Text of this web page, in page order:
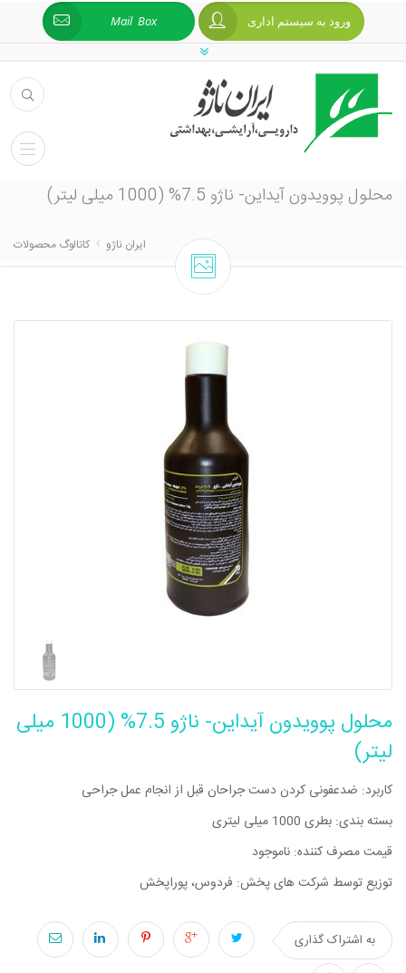
Mail Box ورود به سیستم اداری
محلول پوویدون آیداین- ناژو 7.5% (1000 میلی لیتر)
ایران ناژو کاتالوگ محصولات
محلول پوویدون آیداین- ناژو 7.5% (1000 میلی
لیتر)
کاربرد: ضدعفونی کردن دست جراحان قبل از انجام عمل جراحی
بسته بندی: بطری 1000 میلی لیتری
قیمت مصرف کننده: ناموجود
توزیع توسط شرکت های پخش: فردوس، پوراپخش
به اشتراک گذاری